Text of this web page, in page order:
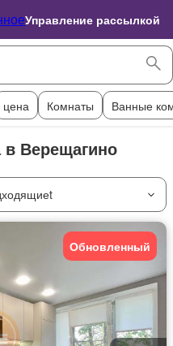
Управление рассылкой
цена Комнаты Ванные
Верещагино
Обновленный